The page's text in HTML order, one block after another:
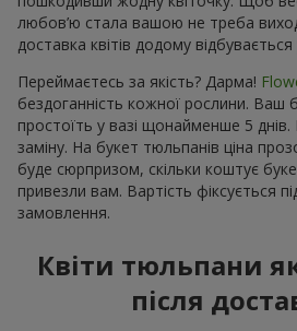
любов’ю стала вашою не треба
доставка квітів додому відбувається
Переймаєтесь за якість? Дарма!
бездоганність кожної рослини. Ваш
простоїть у вазі щонайменше 5
заміну. На букет тюльпанів ціна
буде сюрпризом, скільки коштує
привезли вам. Вартість фіксується
замовлення.
Квіти тюльпани
після